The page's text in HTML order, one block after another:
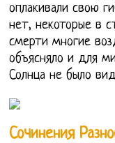
оплакивали свою
нет, некоторые в
смерти многие
объясняло и для
Солнца не было
Сочинения